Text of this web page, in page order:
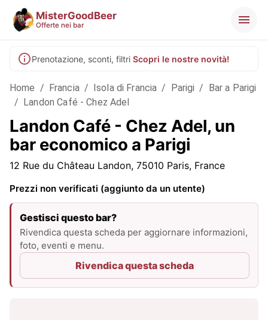
MisterGoodBeer
Offerte nei bar
Prenotazione, sconti, filtri Scopri le nostre novità!
Home / Francia / Isola di Francia / Parigi / Bar a Parigi
/ Landon Café - Chez Adel
Landon Café - Chez Adel, un
bar economico a Parigi
12 Rue du Château Landon, 75010 Paris, France
Prezzi non verificati (aggiunto da un utente)
Gestisci questo bar?
Rivendica questa scheda per aggiornare informazioni,
foto, eventi e menu.
Rivendica questa scheda